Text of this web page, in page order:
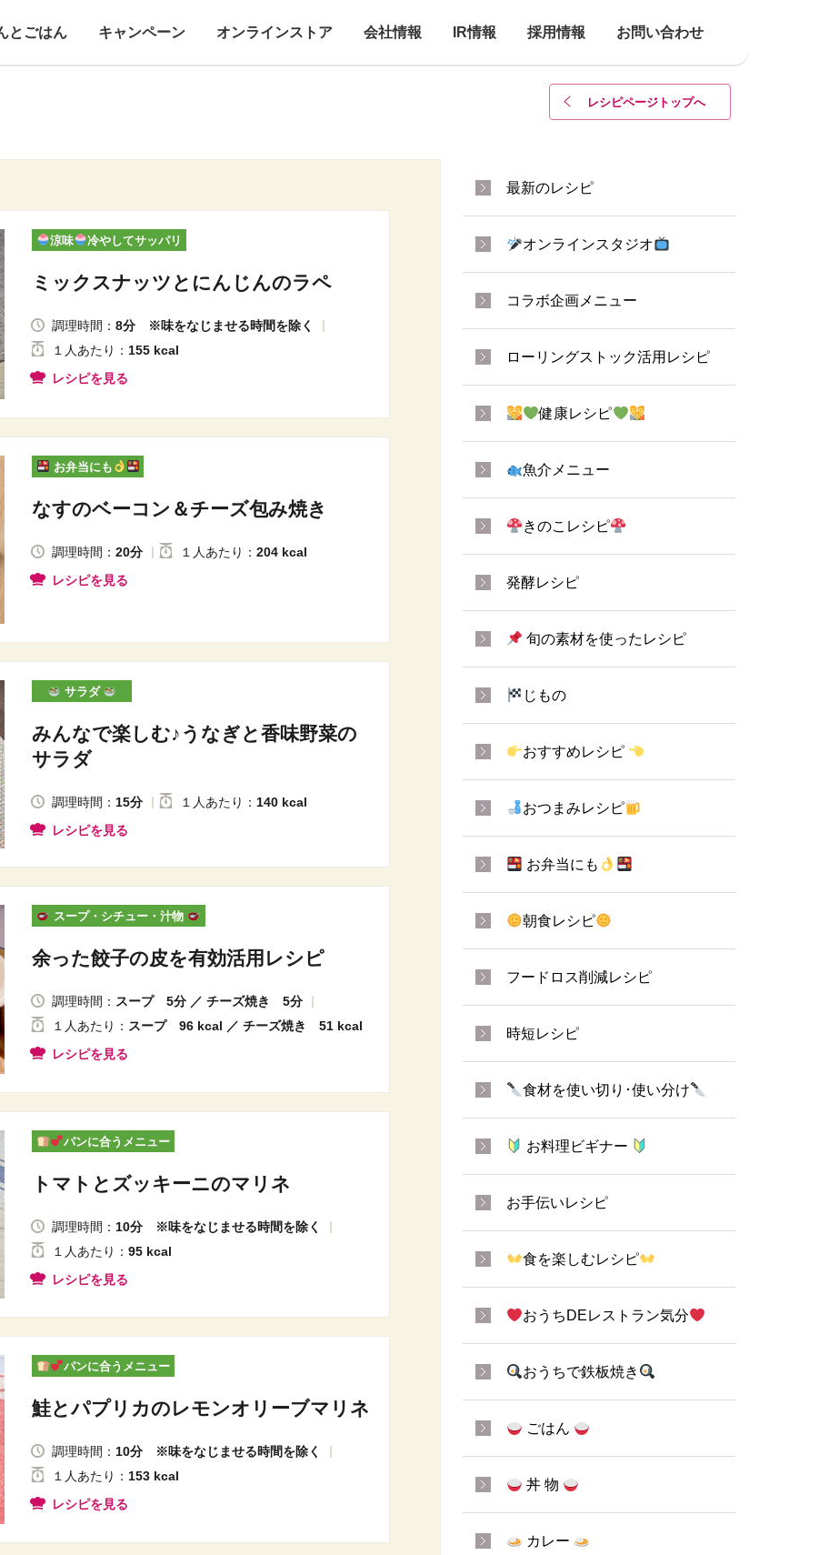
とごはん キャンペーン オンラインストア 会社情報 IR情報 採用情報 お問い合わせ
レシピページトップへ
涼味 冷やしてサッパリ
ミックスナッツとにんじんのラペ
調理時間： 8分 ※味をなじませる時間を除く
１人 あたり ： 155 kcal
レシピを見る
お弁当にも
なすのベーコン＆チーズ包み焼き
調理時間： 20分 １人 あたり ： 204 kcal
レシピを見る
サラダ
みんなで楽しむ♪うなぎと香味野菜の
サラダ
調理時間： 15分 １人 あたり ： 140 kcal
レシピを見る
スープ・シチュー・汁物
余った餃子の皮を有効活用レシピ
調理時間： スープ 5分 ／ チーズ焼き 5分
１人あたり ： スープ 96 kcal ／ チーズ焼き 51 kcal
レシピを見る
パンに合うメニュー
トマトとズッキーニのマリネ
調理時間： 10分 ※味をなじませる時間を除く
１人 あたり ： 95 kcal
レシピを見る
パンに合うメニュー
鮭とパプリカのレモンオリーブマリネ
調理時間： 10分 ※味をなじませる時間を除く
１人 あたり ： 153 kcal
レシピを見る
最新のレシピ
オンラインスタジオ
コラボ企画メニュー
ローリングストック活用レシピ
健康レシピ
魚介メニュー
きのこレシピ
発酵レシピ
旬の素材を使ったレシピ
じもの
おすすめレシピ
おつまみレシピ
お弁当にも
朝食レシピ
フードロス削減レシピ
時短レシピ
食材を使い切り･使い分け
お料理ビギナー
お手伝いレシピ
食を楽しむレシピ
おうちDEレストラン気分
おうちで鉄板焼き
ごはん
丼 物
カレー